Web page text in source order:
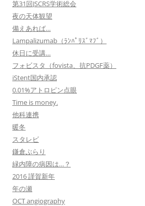
第31回JSCRS学術総会
夜の天体観望
備えあれば…
Lampalizumab（ﾗﾝﾊﾟﾘｽﾞﾏﾌﾞ）
休日に受講…
フォビスタ（fovista、抗PDGF薬）
iStent国内承認
0.01%アトロピン点眼
Time is money.
他科連携
暖冬
スタレビ
鎌倉ぶらり
緑内障の病因は…？
2016 謹賀新年
年の瀬
OCT angiography